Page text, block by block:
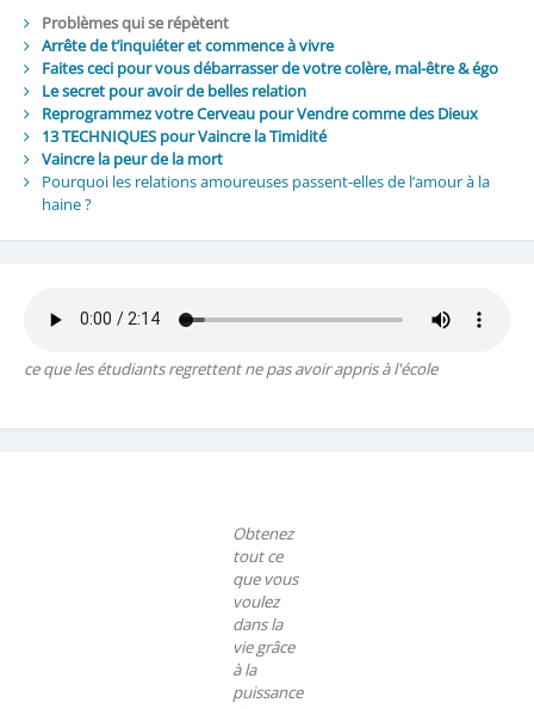
Problèmes qui se répètent
Arrête de t’inquiéter et commence à vivre
Faites ceci pour vous débarrasser de votre colère, mal-être & égo
Le secret pour avoir de belles relation
Reprogrammez votre Cerveau pour Vendre comme des Dieux
13 TECHNIQUES pour Vaincre la Timidité
Vaincre la peur de la mort
Pourquoi les relations amoureuses passent-elles de l’amour à la
haine ?
ce que les étudiants regrettent ne pas avoir appris à l'école
Obtenez
tout ce
que vous
voulez
dans la
vie grâce
à la
puissance